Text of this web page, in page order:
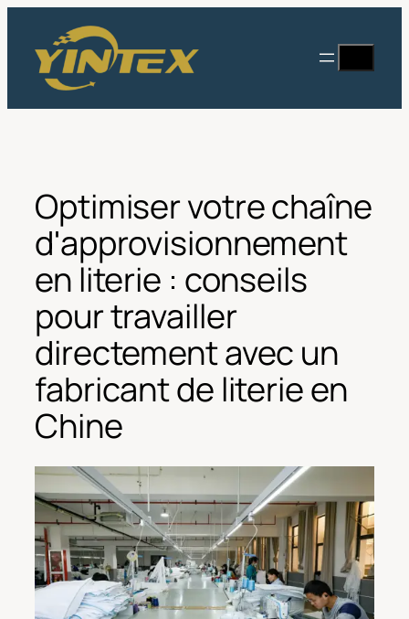
contenu
Optimiser votre chaîne
d'approvisionnement
en literie : conseils
pour travailler
directement avec un
fabricant de literie en
Chine